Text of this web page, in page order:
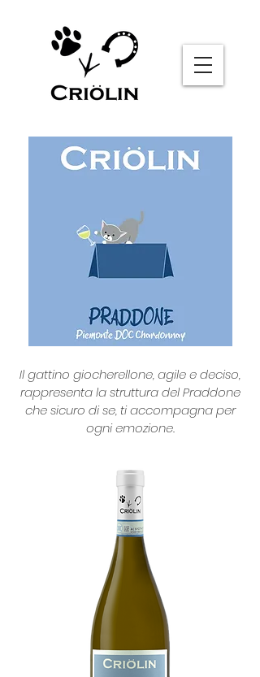
Il gattino giocherellone, agile e deciso,
rappresenta la struttura del Praddone
che sicuro di se, ti accompagna per
ogni emozione.
Sommelier AI
Online